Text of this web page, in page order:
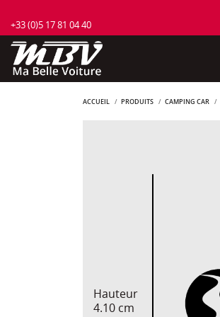
+33 (0)5 17 81 04 40
ACCUEIL PRODUITS CAMPING CAR
Hauteur
4.10 cm